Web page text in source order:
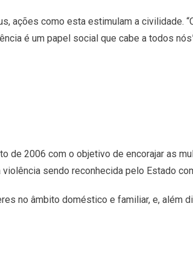
ações como esta estimulam a civilidade.
é um papel social que cabe a todos
de 2006 com o objetivo de encorajar as
sendo reconhecida pelo Estado
no âmbito doméstico e familiar, e, além